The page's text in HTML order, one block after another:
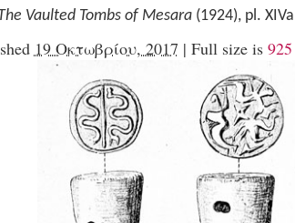
Vaulted Tombs of Mesara (1924), pl. XIVa
19 Οκτωβρίου, 2017 | Full size is